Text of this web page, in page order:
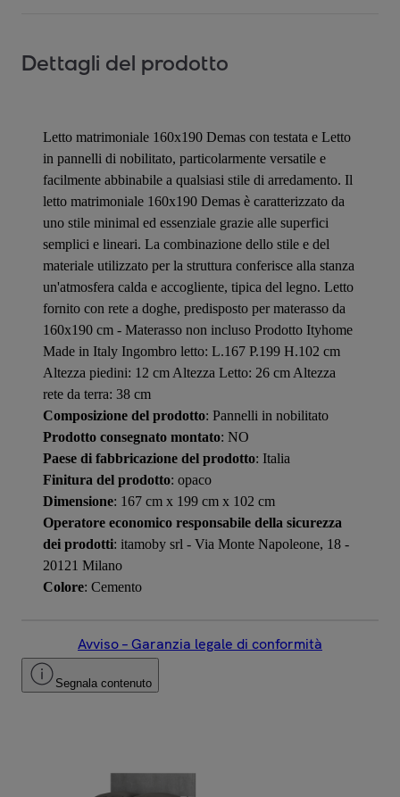
Dettagli del prodotto
Letto matrimoniale 160x190 Demas con testata e Letto
in pannelli di nobilitato, particolarmente versatile e
facilmente abbinabile a qualsiasi stile di arredamento. Il
letto matrimoniale 160x190 Demas è caratterizzato da
uno stile minimal ed essenziale grazie alle superfici
semplici e lineari. La combinazione dello stile e del
materiale utilizzato per la struttura conferisce alla stanza
un'atmosfera calda e accogliente, tipica del legno. Letto
fornito con rete a doghe, predisposto per materasso da
160x190 cm - Materasso non incluso Prodotto Ityhome
Made in Italy Ingombro letto: L.167 P.199 H.102 cm
Altezza piedini: 12 cm Altezza Letto: 26 cm Altezza
rete da terra: 38 cm
Composizione del prodotto: Pannelli in nobilitato
Prodotto consegnato montato: NO
Paese di fabbricazione del prodotto: Italia
Finitura del prodotto: opaco
Dimensione: 167 cm x 199 cm x 102 cm
Operatore economico responsabile della sicurezza
dei prodotti: itamoby srl - Via Monte Napoleone, 18 -
20121 Milano
Colore: Cemento
Avviso – Garanzia legale di conformità
Segnala contenuto